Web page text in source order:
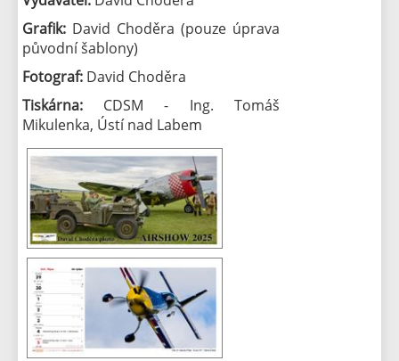
Grafik: David Choděra (pouze úprava
původní šablony)
Fotograf: David Choděra
Tiskárna: CDSM - Ing. Tomáš
Mikulenka, Ústí nad Labem